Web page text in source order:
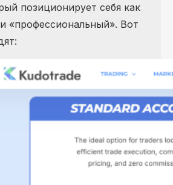
позиционирует себя как
«профессиональный». Вот